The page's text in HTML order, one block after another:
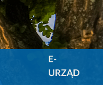
E-
URZĄD